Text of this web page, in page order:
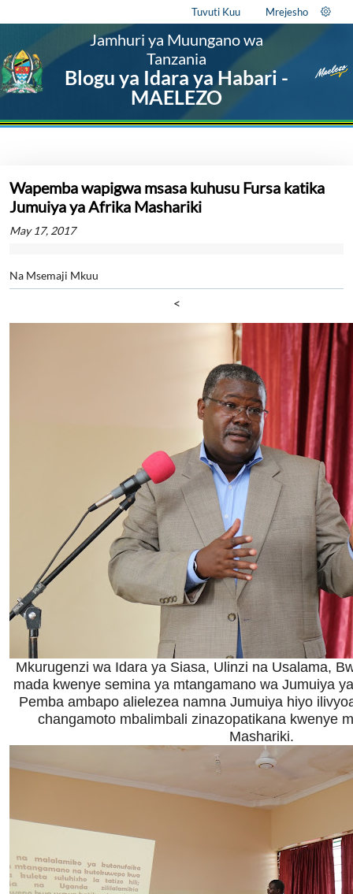
Tuvuti Kuu Mrejesho
Jamhuri ya Muungano wa
Tanzania
Blogu ya Idara ya Habari -
MAELEZO
Wapemba wapigwa msasa kuhusu Fursa katika
Jumuiya ya Afrika Mashariki
May 17, 2017
Na Msemaji Mkuu
<
Mkurugenzi wa Idara ya Siasa, Ulinzi na Usalama,
mada kwenye semina ya mtangamano wa Jumuiya
Pemba ambapo alielezea namna Jumuiya hiyo
changamoto mbalimbali zinazopatikana kwenye
Mashariki.